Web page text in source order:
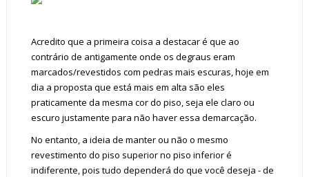
Acredito que a primeira coisa a destacar é que ao
contrário de antigamente onde os degraus eram
marcados/revestidos com pedras mais escuras, hoje em
dia a proposta que está mais em alta são eles
praticamente da mesma cor do piso, seja ele claro ou
escuro justamente para não haver essa demarcação.
No entanto, a ideia de manter ou não o mesmo
revestimento do piso superior no piso inferior é
indiferente, pois tudo dependerá do que você deseja - de